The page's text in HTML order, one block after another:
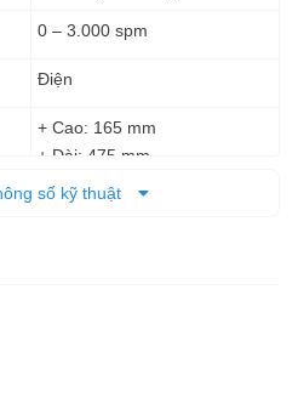
0 – 3.000 spm
Điện
+ Cao: 165 mm
+ Dài: 475 mm
3,7 kg
số kỹ thuật